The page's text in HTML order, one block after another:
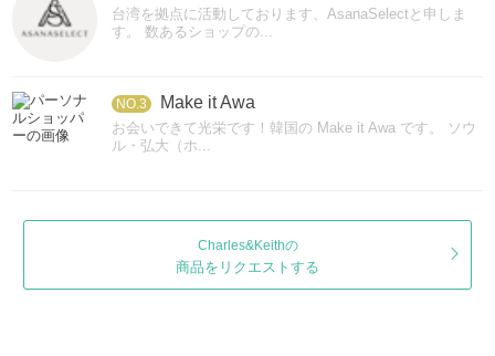
台湾を拠点に活動しております、AsanaSelectと申しま
す。 数あるショップの...
NO.3 Make it Awa
お会いできて光栄です！韓国の Make it Awa です。 ソウ
ル・弘大（ホ...
Charles&Keithの
商品をリクエストする